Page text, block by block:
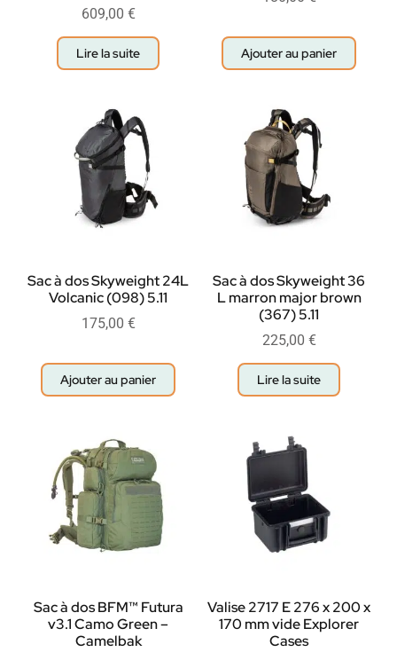
609,00 €
Lire la suite Ajouter au panier
Sac à dos Skyweight 24L
Volcanic (098) 5.11
175,00 €
Ajouter au panier
Sac à dos Skyweight 36
L marron major brown
(367) 5.11
225,00 €
Lire la suite
Sac à dos BFM™ Futura
v3.1 Camo Green –
Camelbak
Valise 2717 E 276 x 200 x
170 mm vide Explorer
Cases